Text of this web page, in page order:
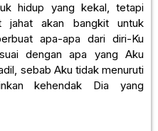
hidup yang kekal, tetapi
jahat akan bangkit untuk
apa-apa dari diri-Ku
dengan apa yang Aku
sebab Aku tidak menuruti
kehendak Dia yang